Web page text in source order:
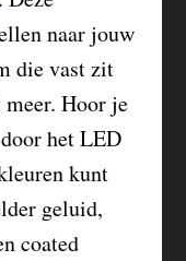
naar jouw
die vast zit
Hoor je
het LED
kunt
geluid,
coated